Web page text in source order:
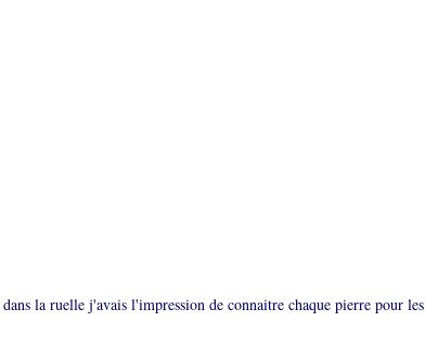
la ruelle j'avais l'impression de connaitre chaque pierre pour les